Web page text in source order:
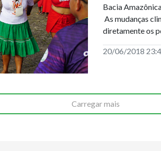
Bacia
As mudanças
diretamente os
20/06/2018
Carregar mais